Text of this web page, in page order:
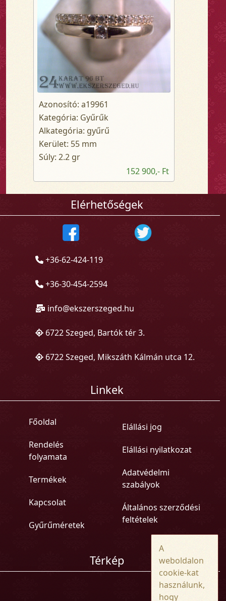
Azonosító: a19961
Kategória: Gyűrűk
Alkategória: gyűrű
Kerület: 55 mm
Súly: 2.2 gr
152 900,- Ft
Elérhetőségek
+36-62-424-119
+36-30-454-2594
info@ekszerszeged.hu
6722 Szeged, Bartók tér 3.
6722 Szeged, Mikszáth Kálmán utca 12.
Linkek
Főoldal
Rendelés
folyamata
Termékek
Kapcsolat
Gyűrűméretek
Elállási jog
Elállási nyilatkozat
Adatvédelmi
szabályok
Általános szerződési
feltételek
Térkép
A
weboldalon
cookie-kat
használunk,
hogy